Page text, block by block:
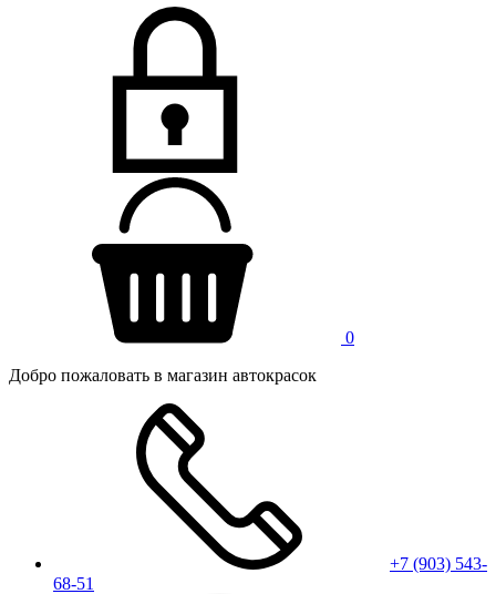
0
Добро пожаловать в магазин автокрасок
+7 (903) 543-
68-51